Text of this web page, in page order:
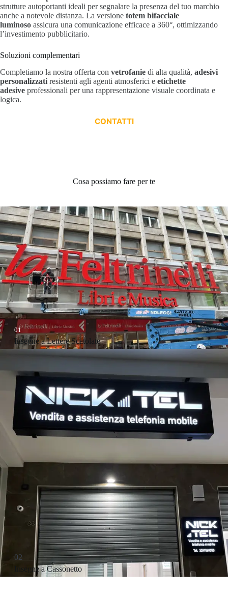
strutture autoportanti ideali per segnalare la presenza del tuo marchio
anche a notevole distanza. La versione totem bifacciale
luminoso assicura una comunicazione efficace a 360°, ottimizzando
l’investimento pubblicitario.
Soluzioni complementari
Completiamo la nostra offerta con vetrofanie di alta qualità, adesivi
personalizzati resistenti agli agenti atmosferici e etichette
adesive professionali per una rappresentazione visuale coordinata e
logica.
CONTATTI
Cosa possiamo fare per te
01
Insegne a Lettere Scatolate
02
Insegne a Cassonetto